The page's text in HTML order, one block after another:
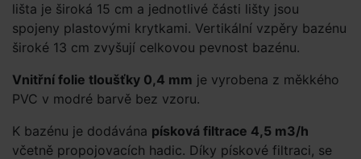
lišta je široká 15 cm a jednotlivé části lišty jsou
spojeny plastovými krytkami. Vertikální vzpěry bazénu
široké 13 cm zvyšují celkovou pevnost bazénu.
Vnitřní folie tloušťky 0,4 mm je vyrobena z měkkého
PVC v modré barvě bez vzoru.
K bazénu je dodávána písková filtrace 4,5 m3/h
včetně propojovacích hadic. Díky pískové filtraci, se